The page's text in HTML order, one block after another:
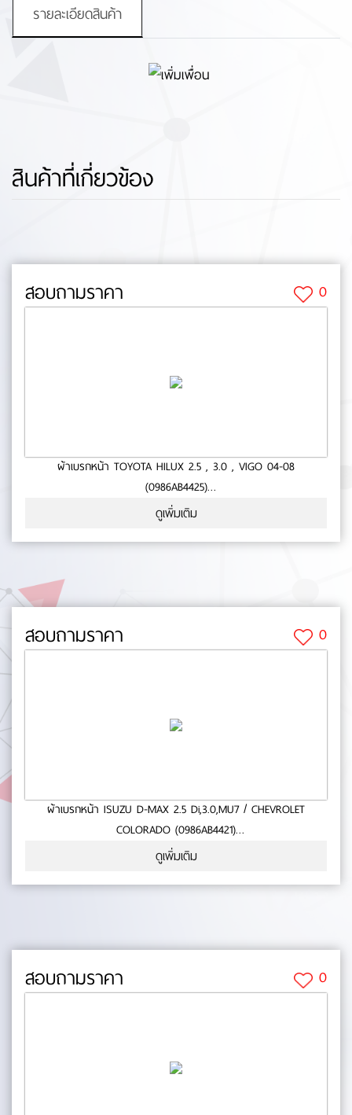
รายละเอียดสินค้า
สินค้าที่เกี่ยวข้อง
สอบถามราคา 0
ผ้าเบรกหน้า TOYOTA HILUX 2.5 , 3.0 , VIGO 04-08
(0986AB4425)
- ใช้กับรถ TOYOTA HILUX 2.5,3.0- TOYOTA VIGO ปี 04-08- สินค้า
คุณภาพ- มาตารฐาน BOSCH- หนา (mm.):0- ยาว (mm.):0- กว้าง
(mm.):0 No.0-65-30
ดูเพิ่มเติม
สอบถามราคา 0
ผ้าเบรกหน้า ISUZU D-MAX 2.5 Di,3.0,MU7 / CHEVROLET
COLORADO (0986AB4421)
- ใช้กับรถ ISUZU D-MAX 2.5 DI,3.0,MU-7 ปี 04-ON- CHEVROLET
COLORADO ปี 04-ON- สินค้าคุณภาพ- มาตารฐาน BOSCH- หนา
(mm.):0- ยาว (mm.):0- กว้าง (mm.):0 No.0-65-29
ดูเพิ่มเติม
สอบถามราคา 0